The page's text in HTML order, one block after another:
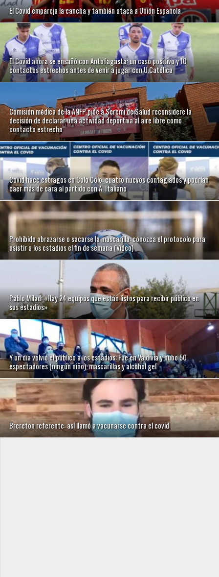
El Covid empareja la cancha y también ataca a Unión Española
El Covid ahora se ensañó con Antofagasta: un caso positivo y 10
contactos estrechos antes de venir a jugar con U.Católica
Comisión médica de la ANFP pide a Seremi de Salud reconsidere la
decisión de declarar una actividad deportiva al aire libre como
contacto estrecho
Covid hace estragos en Colo Colo: cuatro nuevos contagiados y podrían
caer más de cara al partido con A. Italiano
Prohibido abrazarse o sacarse la mascarilla: conozca el protocolo para
asistir a los estadios el fin de semana (Video)
Pablo Milad: «Hay 24 equipos que están listos para recibir público en
sus estadios»
Y un día volvió el público a los estadios: Fue en Valdivia y hubo 50
espectadores (ningún niño), mascarillas y alcohol gel
Brereton referente: así llamó a vacunarse contra el covid